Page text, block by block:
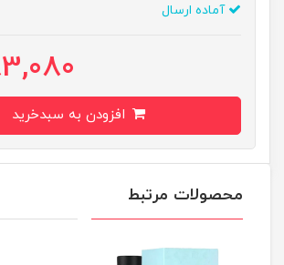
آماده ارسال
محصولات مرتبط